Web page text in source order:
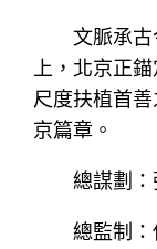
文脈承古
上，北京正
尺度扶植首
京篇章。
總謀劃
總監制